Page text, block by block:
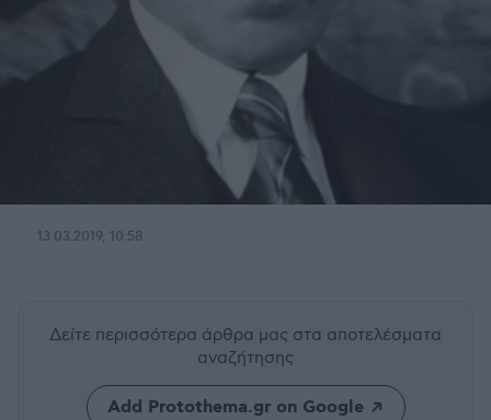
13.03.2019, 10:58
Δείτε περισσότερα άρθρα μας στα αποτελέσματα
αναζήτησης
Add Protothema.gr on Google